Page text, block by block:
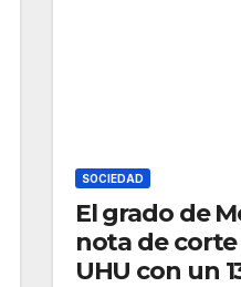
SOCIEDAD
El grado de
nota de corte
UHU con un